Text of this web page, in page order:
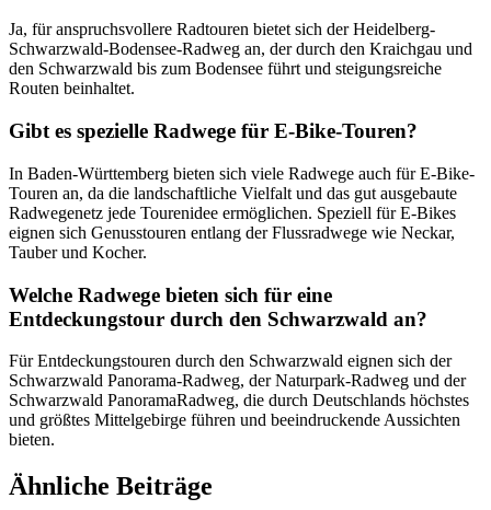
Ja, für anspruchsvollere Radtouren bietet sich der Heidelberg-
Schwarzwald-Bodensee-Radweg an, der durch den Kraichgau und
den Schwarzwald bis zum Bodensee führt und steigungsreiche
Routen beinhaltet.
Gibt es spezielle Radwege für E-Bike-Touren?
In Baden-Württemberg bieten sich viele Radwege auch für E-Bike-
Touren an, da die landschaftliche Vielfalt und das gut ausgebaute
Radwegenetz jede Tourenidee ermöglichen. Speziell für E-Bikes
eignen sich Genusstouren entlang der Flussradwege wie Neckar,
Tauber und Kocher.
Welche Radwege bieten sich für eine
Entdeckungstour durch den Schwarzwald an?
Für Entdeckungstouren durch den Schwarzwald eignen sich der
Schwarzwald Panorama-Radweg, der Naturpark-Radweg und der
Schwarzwald PanoramaRadweg, die durch Deutschlands höchstes
und größtes Mittelgebirge führen und beeindruckende Aussichten
bieten.
Ähnliche Beiträge